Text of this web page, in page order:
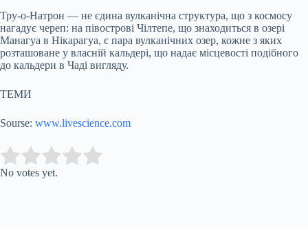
Тру-о-Натрон — не єдина вулканічна структура, що з космосу
нагадує череп: на півострові Чілтепе, що знаходиться в озері
Манагуа в Нікарагуа, є пара вулканічних озер, кожне з яких
розташоване у власній кальдері, що надає місцевості подібного
до кальдери в Чаді вигляду.
ТЕМИ
Sourse: www.livescience.com
Rate this item:
No votes yet.